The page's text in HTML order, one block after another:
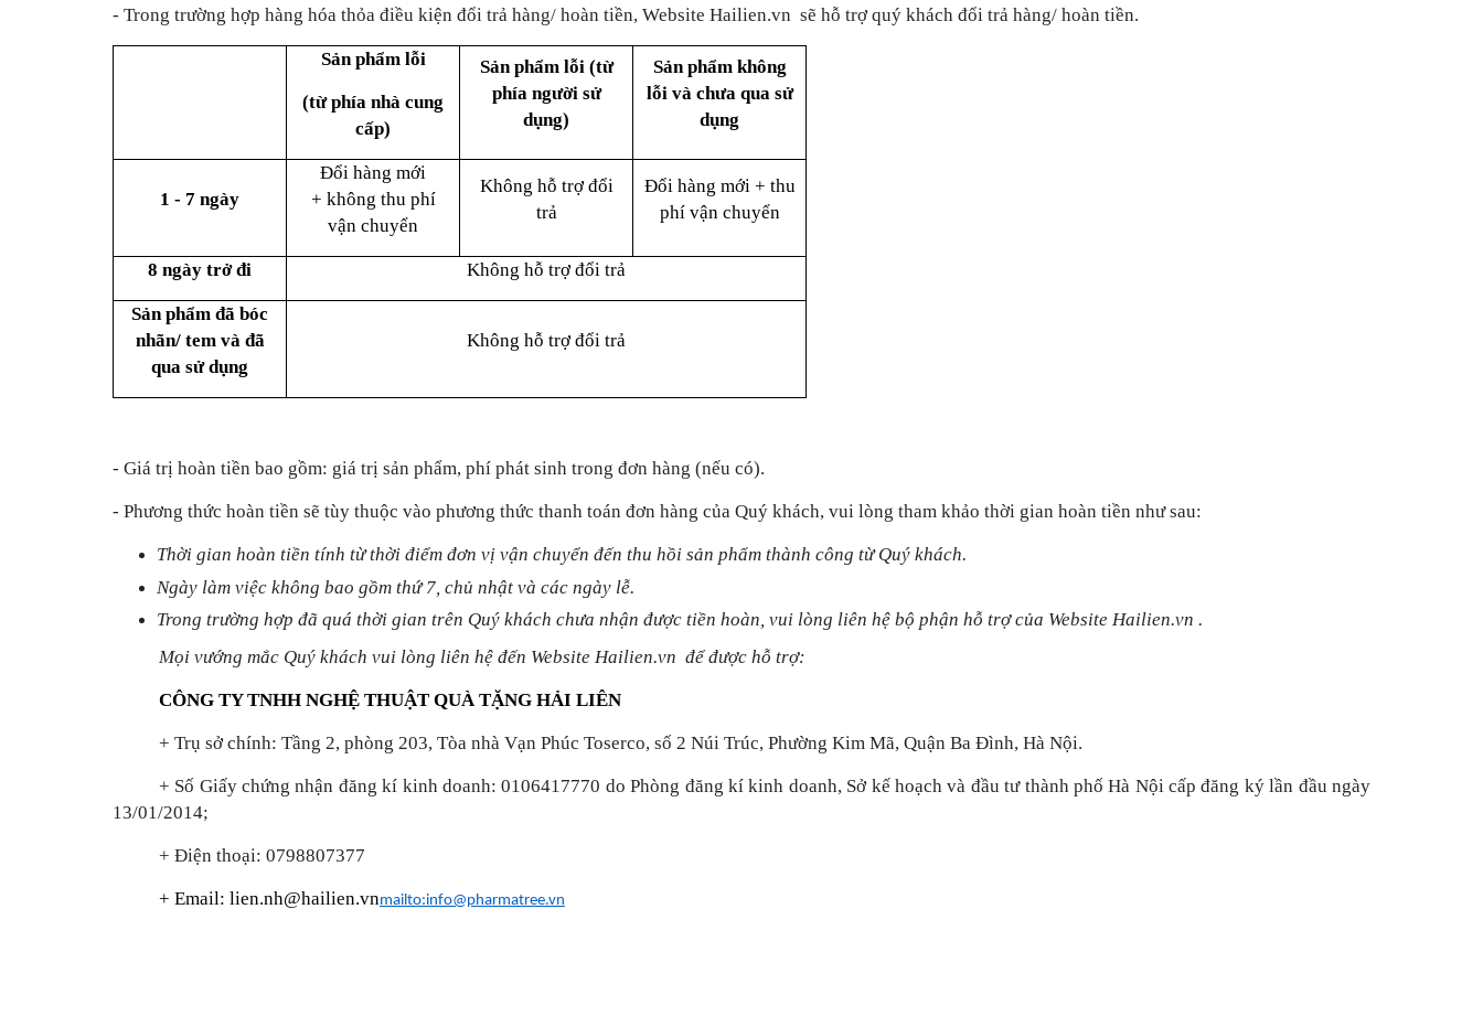
- Trong trường hợp hàng hóa thỏa điều kiện đổi trả hàng/ hoàn tiền, Website Hailien.vn sẽ hỗ trợ quý khách đổi trả hàng/ hoàn tiền.
Sản phẩm lỗi
(từ phía nhà cung
cấp)
Sản phẩm lỗi (từ
phía người sử
dụng)
Sản phẩm không
lỗi và chưa qua sử
dụng
1 - 7 ngày
Đổi hàng mới
+ không thu phí
vận chuyển
Không hỗ trợ đổi
trả
Đổi hàng mới + thu
phí vận chuyển
8 ngày trở đi Không hỗ trợ đổi trả
Sản phẩm đã bóc
nhãn/ tem và đã
qua sử dụng
Không hỗ trợ đổi trả
- Giá trị hoàn tiền bao gồm: giá trị sản phẩm, phí phát sinh trong đơn hàng (nếu có).
- Phương thức hoàn tiền sẽ tùy thuộc vào phương thức thanh toán đơn hàng của Quý khách, vui lòng tham khảo thời gian hoàn tiền như sau:
Thời gian hoàn tiền tính từ thời điểm đơn vị vận chuyển đến thu hồi sản phẩm thành công từ Quý khách.
Ngày làm việc không bao gồm thứ 7, chủ nhật và các ngày lễ.
Trong trường hợp đã quá thời gian trên Quý khách chưa nhận được tiền hoàn, vui lòng liên hệ bộ phận hỗ trợ của Website Hailien.vn .
Mọi vướng mắc Quý khách vui lòng liên hệ đến Website Hailien.vn để được hỗ trợ:
CÔNG TY TNHH NGHỆ THUẬT QUÀ TẶNG HẢI LIÊN
+ Trụ sở chính: Tầng 2, phòng 203, Tòa nhà Vạn Phúc Toserco, số 2 Núi Trúc, Phường Kim Mã, Quận Ba Đình, Hà Nội.
+ Số Giấy chứng nhận đăng kí kinh doanh:0106417770 do Phòng đăng kí kinh doanh, Sở kế hoạch và đầu tư thành phố Hà Nội cấp đăng ký lần đầu ngày
13/01/2014;
+ Điện thoại: 0798807377
+ Email: lien.nh@hailien.vnmailto:info@pharmatree.vn